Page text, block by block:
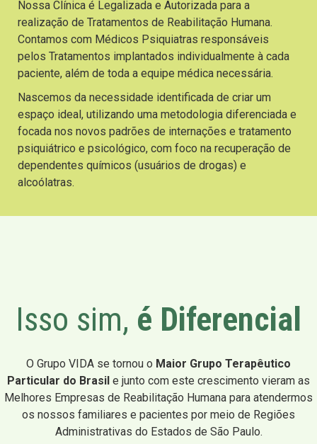
Nossa Clínica é Legalizada e Autorizada para a
realização de Tratamentos de Reabilitação Humana.
Contamos com Médicos Psiquiatras responsáveis
pelos Tratamentos implantados individualmente à cada
paciente, além de toda a equipe médica necessária.
Nascemos da necessidade identificada de criar um
espaço ideal, utilizando uma metodologia diferenciada e
focada nos novos padrões de internações e tratamento
psiquiátrico e psicológico, com foco na recuperação de
dependentes químicos (usuários de drogas) e
alcoólatras.
Isso sim, é Diferencial
O Grupo VIDA se tornou o Maior Grupo Terapêutico
Particular do Brasil e junto com este crescimento vieram as
Melhores Empresas de Reabilitação Humana para atendermos
os nossos familiares e pacientes por meio de Regiões
Administrativas do Estados de São Paulo.